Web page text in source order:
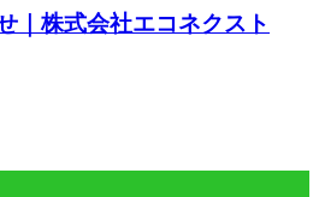
｜株式会社エコネクスト